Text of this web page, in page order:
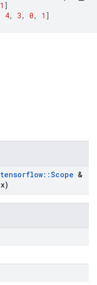
1 ]
4, 3, 0, 1 ]
tensorflow::Scope &
x)